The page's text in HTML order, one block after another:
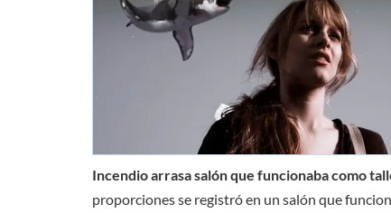
Incendio arrasa salón que funcionaba como
proporciones se registró en un salón que